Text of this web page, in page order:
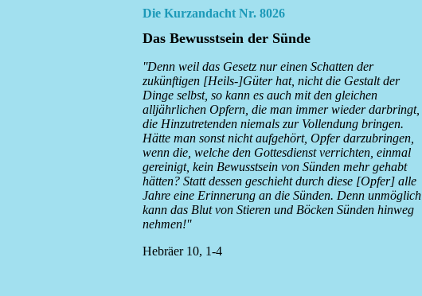
Die Kurzandacht Nr. 8026
Das Bewusstsein der Sünde
''Denn weil das Gesetz nur einen Schatten der
zukünftigen [Heils-]Güter hat, nicht die Gestalt der
Dinge selbst, so kann es auch mit den gleichen
alljährlichen Opfern, die man immer wieder darbringt,
die Hinzutretenden niemals zur Vollendung bringen.
Hätte man sonst nicht aufgehört, Opfer darzubringen,
wenn die, welche den Gottesdienst verrichten, einmal
gereinigt, kein Bewusstsein von Sünden mehr gehabt
hätten? Statt dessen geschieht durch diese [Opfer] alle
Jahre eine Erinnerung an die Sünden. Denn unmöglich
kann das Blut von Stieren und Böcken Sünden hinweg
nehmen!''
Hebräer 10, 1-4